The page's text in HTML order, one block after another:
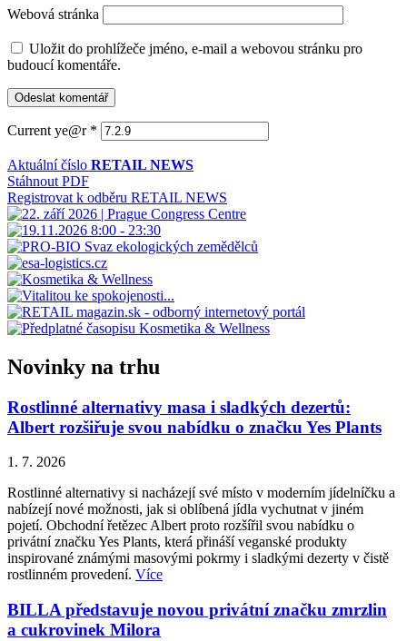
Webová stránka
Uložit do prohlížeče jméno, e-mail a webovou stránku pro
budoucí komentáře.
Current ye@r *
Aktuální číslo RETAIL NEWS
Stáhnout PDF
Registrovat k odběru RETAIL NEWS
Novinky na trhu
Rostlinné alternativy masa i sladkých dezertů:
Albert rozšiřuje svou nabídku o značku Yes Plants
1. 7. 2026
Rostlinné alternativy si nacházejí své místo v moderním jídelníčku a
nabízejí nové možnosti, jak si oblíbená jídla vychutnat v jiném
pojetí. Obchodní řetězec Albert proto rozšířil svou nabídku o
privátní značku Yes Plants, která přináší veganské produkty
inspirované známými masovými pokrmy i sladkými dezerty v čistě
rostlinném provedení. Více
BILLA představuje novou privátní značku zmrzlin
a cukrovinek Milora